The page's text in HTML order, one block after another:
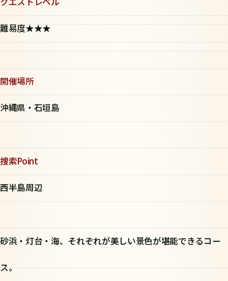
難易度★★★
開催場所
沖縄県・石垣島
捜索Point
西半島周辺
砂浜・灯台・海、それぞれが美しい景色が堪能できるコー
ス。